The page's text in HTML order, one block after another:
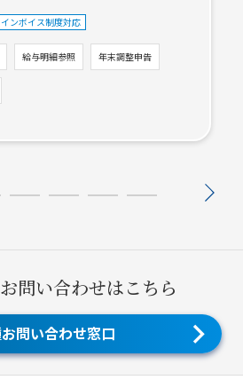
インボイス制度対応
給与明細参照 年末調整申告
問い合わせはこちら
問い合わせ窓口